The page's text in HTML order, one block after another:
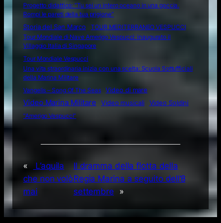
Progetto didattico: “Tu sei un intero oceano in una goccia.
Rompi le pareti della tua prigione”
Storia del San Marco
TOUR MEDITERRANEO VESPUCCI
Tour Mondiale di Nave Amerigo Vespucci: inaugurato il
Villaggio Italia di Singapore
Tour Mondiale Vespucci
Una vita straordinaria inizia con una scelta: Scuola Sottufficiali
della Marina Militare
Vangelis – Song Of The Seas
Video di mare
Video Marina Militare Video musicali
Video Soldini
“Amerigo Vespucci”
«
L’aquila
che non volò
mai
Il dramma della flotta della
Regia Marina a seguito dell’8
settembre
»